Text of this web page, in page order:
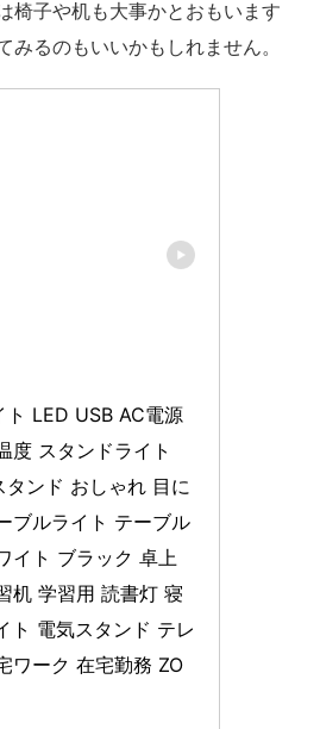
椅子や机も大事かとおもいます
みるのもいいかもしれません。
ト LED USB AC電源
度 スタンドライト
タンド おしゃれ 目に
ブルライト テーブル
イト ブラック 卓上
机 学習用 読書灯 寝
ト 電気スタンド テレ
ワーク 在宅勤務 ZO